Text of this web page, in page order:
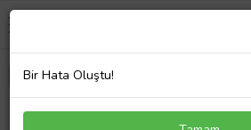
Asus R513E Klavye Kırmızı Tuş
Bir Hata Oluştu!